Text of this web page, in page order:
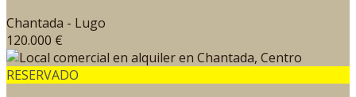
Chantada - Lugo
120.000 €
RESERVADO